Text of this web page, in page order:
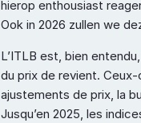
hierop enthousiast
Ook in 2026 zullen we
L’ITLB est, bien
du prix de revient.
ajustements de prix, la
Jusqu’en 2025, les